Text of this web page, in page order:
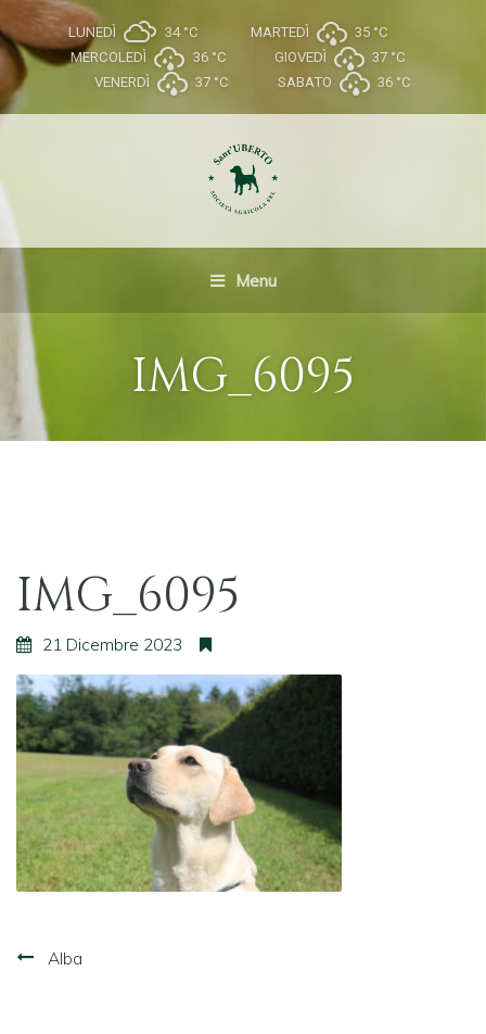
LUNEDÌ 34 °C MARTEDÌ 35 °C
MERCOLEDÌ
36 °C GIOVEDÌ 37 °C
VENERDÌ
37 °C SABATO 36 °C
Menu
IMG_6095
IMG_6095
21 Dicembre 2023
Navigazione
Alba